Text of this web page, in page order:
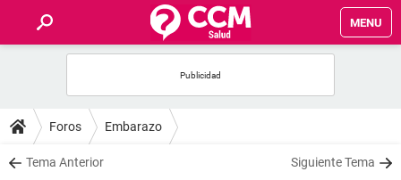
MENU
FOROS
SALUD
Foros Embarazo
Tema Anterior Siguiente Tema